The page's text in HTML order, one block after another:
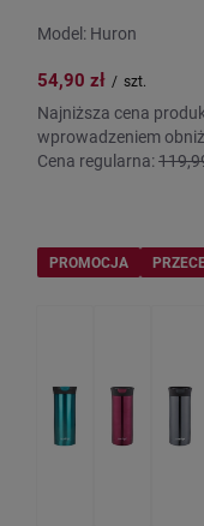
Model: Huron
54,90 zł / szt.
Najniższa cena
wprowadzeniem
Cena regularna:
PROMOCJA